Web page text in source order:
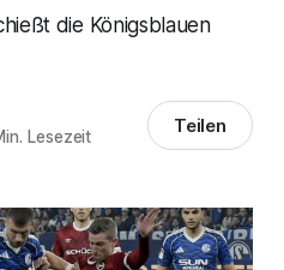
die Königsblauen
Lesezeit Teilen